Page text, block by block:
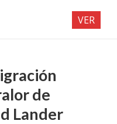
de
Lander
VER